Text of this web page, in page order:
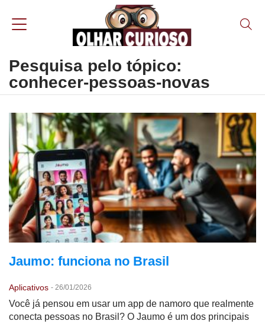
Pesquisa pelo tópico:
conhecer-pessoas-novas
Jaumo: funciona no Brasil
Aplicativos - 26/01/2026
Você já pensou em usar um app de namoro que realmente
conecta pessoas no Brasil? O Jaumo é um dos principais